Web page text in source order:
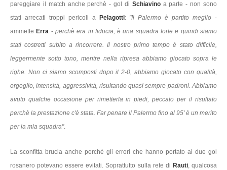
pareggiare il match anche perchè - gol di Schiavino a parte - non sono
stati arrecati troppi pericoli a
Pelagotti: "Il Palermo è partito meglio -
ammette Erra - perchè era in fiducia, è una squadra forte e quindi siamo
stati costretti subito a rincorrere. Il nostro primo tempo è stato difficile,
leggermente sotto tono, mentre nella ripresa abbiamo giocato sopra le
righe. Non ci siamo scomposti dopo il 2-0, abbiamo giocato con qualità,
orgoglio, intensità, aggressività, risultando quasi sempre padroni. Abbiamo
avuto qualche occasione per rimetterla in piedi, peccato per il risultato
perchè la prestazione c'è stata. Far penare il Palermo fino al 95' è un merito
per la mia squadra".
La sconfitta brucia anche perchè gli errori che hanno portato ai due gol
rosanero potevano essere evitati. Soprattutto sulla rete di Rauti, qualcosa